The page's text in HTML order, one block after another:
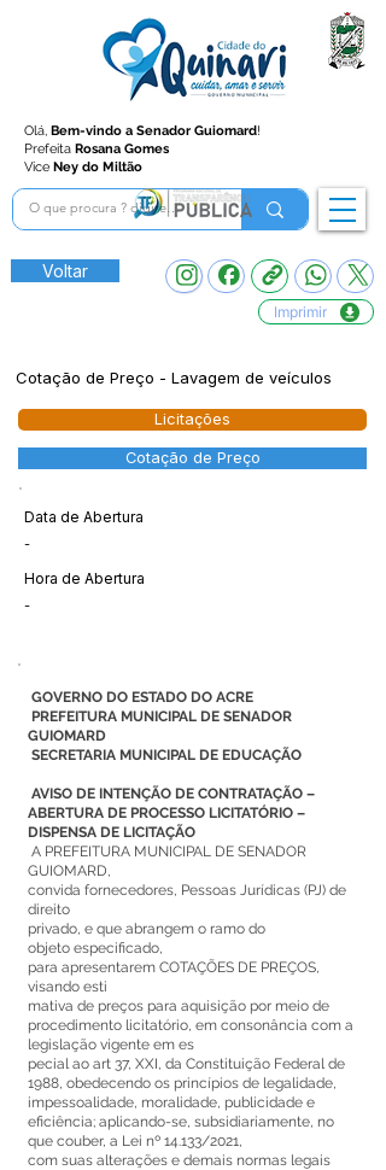
Olá, Bem-vindo a Senador Guiomard!
Prefeita Rosana Gomes
Vice Ney do Miltão
Voltar
Imprimir
Cotação de Preço - Lavagem de veículos
Licitações
Cotação de Preço
Data de Abertura
-
Hora de Abertura
-
GOVERNO DO ESTADO DO ACRE
PREFEITURA MUNICIPAL DE SENADOR
GUIOMARD
SECRETARIA MUNICIPAL DE EDUCAÇÃO
AVISO DE INTENÇÃO DE CONTRATAÇÃO –
ABERTURA DE PROCESSO LICITATÓRIO –
DISPENSA DE LICITAÇÃO
A PREFEITURA MUNICIPAL DE SENADOR
GUIOMARD,
convida fornecedores, Pessoas Jurídicas (PJ) de
direito
privado, e que abrangem o ramo do
objeto especificado,
para apresentarem COTAÇÕES DE PREÇOS,
visando esti
mativa de preços para aquisição por meio de
procedimento licitatório, em consonância com a
legislação vigente em es
pecial ao art 37, XXI, da Constituição Federal de
1988, obedecendo os princípios de legalidade,
impessoalidade, moralidade, publicidade e
eficiência; aplicando-se, subsidiariamente, no
que couber, a Lei nº 14.133/2021,
com suas alterações e demais normas legais